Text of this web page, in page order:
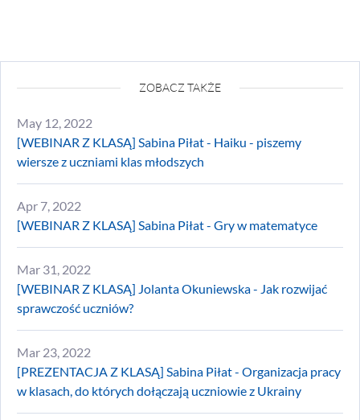
ZOBACZ TAKŻE
May 12, 2022
[WEBINAR Z KLASĄ] Sabina Piłat - Haiku - piszemy
wiersze z uczniami klas młodszych
Apr 7, 2022
[WEBINAR Z KLASĄ] Sabina Piłat - Gry w matematyce
Mar 31, 2022
[WEBINAR Z KLASĄ] Jolanta Okuniewska - Jak rozwijać
sprawczość uczniów?
Mar 23, 2022
[PREZENTACJA Z KLASĄ] Sabina Piłat - Organizacja pracy
w klasach, do których dołączają uczniowie z Ukrainy